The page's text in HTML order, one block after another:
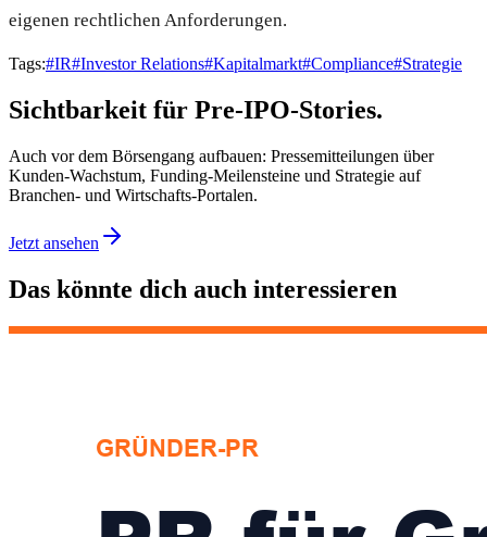
eigenen rechtlichen Anforderungen.
Tags:#IR#Investor Relations#Kapitalmarkt#Compliance#Strategie
Sichtbarkeit für Pre-IPO-Stories.
Auch vor dem Börsengang aufbauen: Pressemitteilungen über
Kunden-Wachstum, Funding-Meilensteine und Strategie auf
Branchen- und Wirtschafts-Portalen.
Jetzt ansehen
Das könnte dich auch interessieren